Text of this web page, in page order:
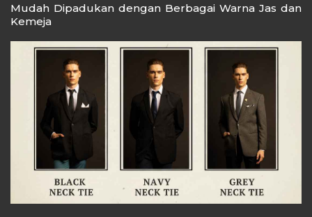
Mudah Dipadukan dengan Berbagai Warna Jas dan
Kemeja